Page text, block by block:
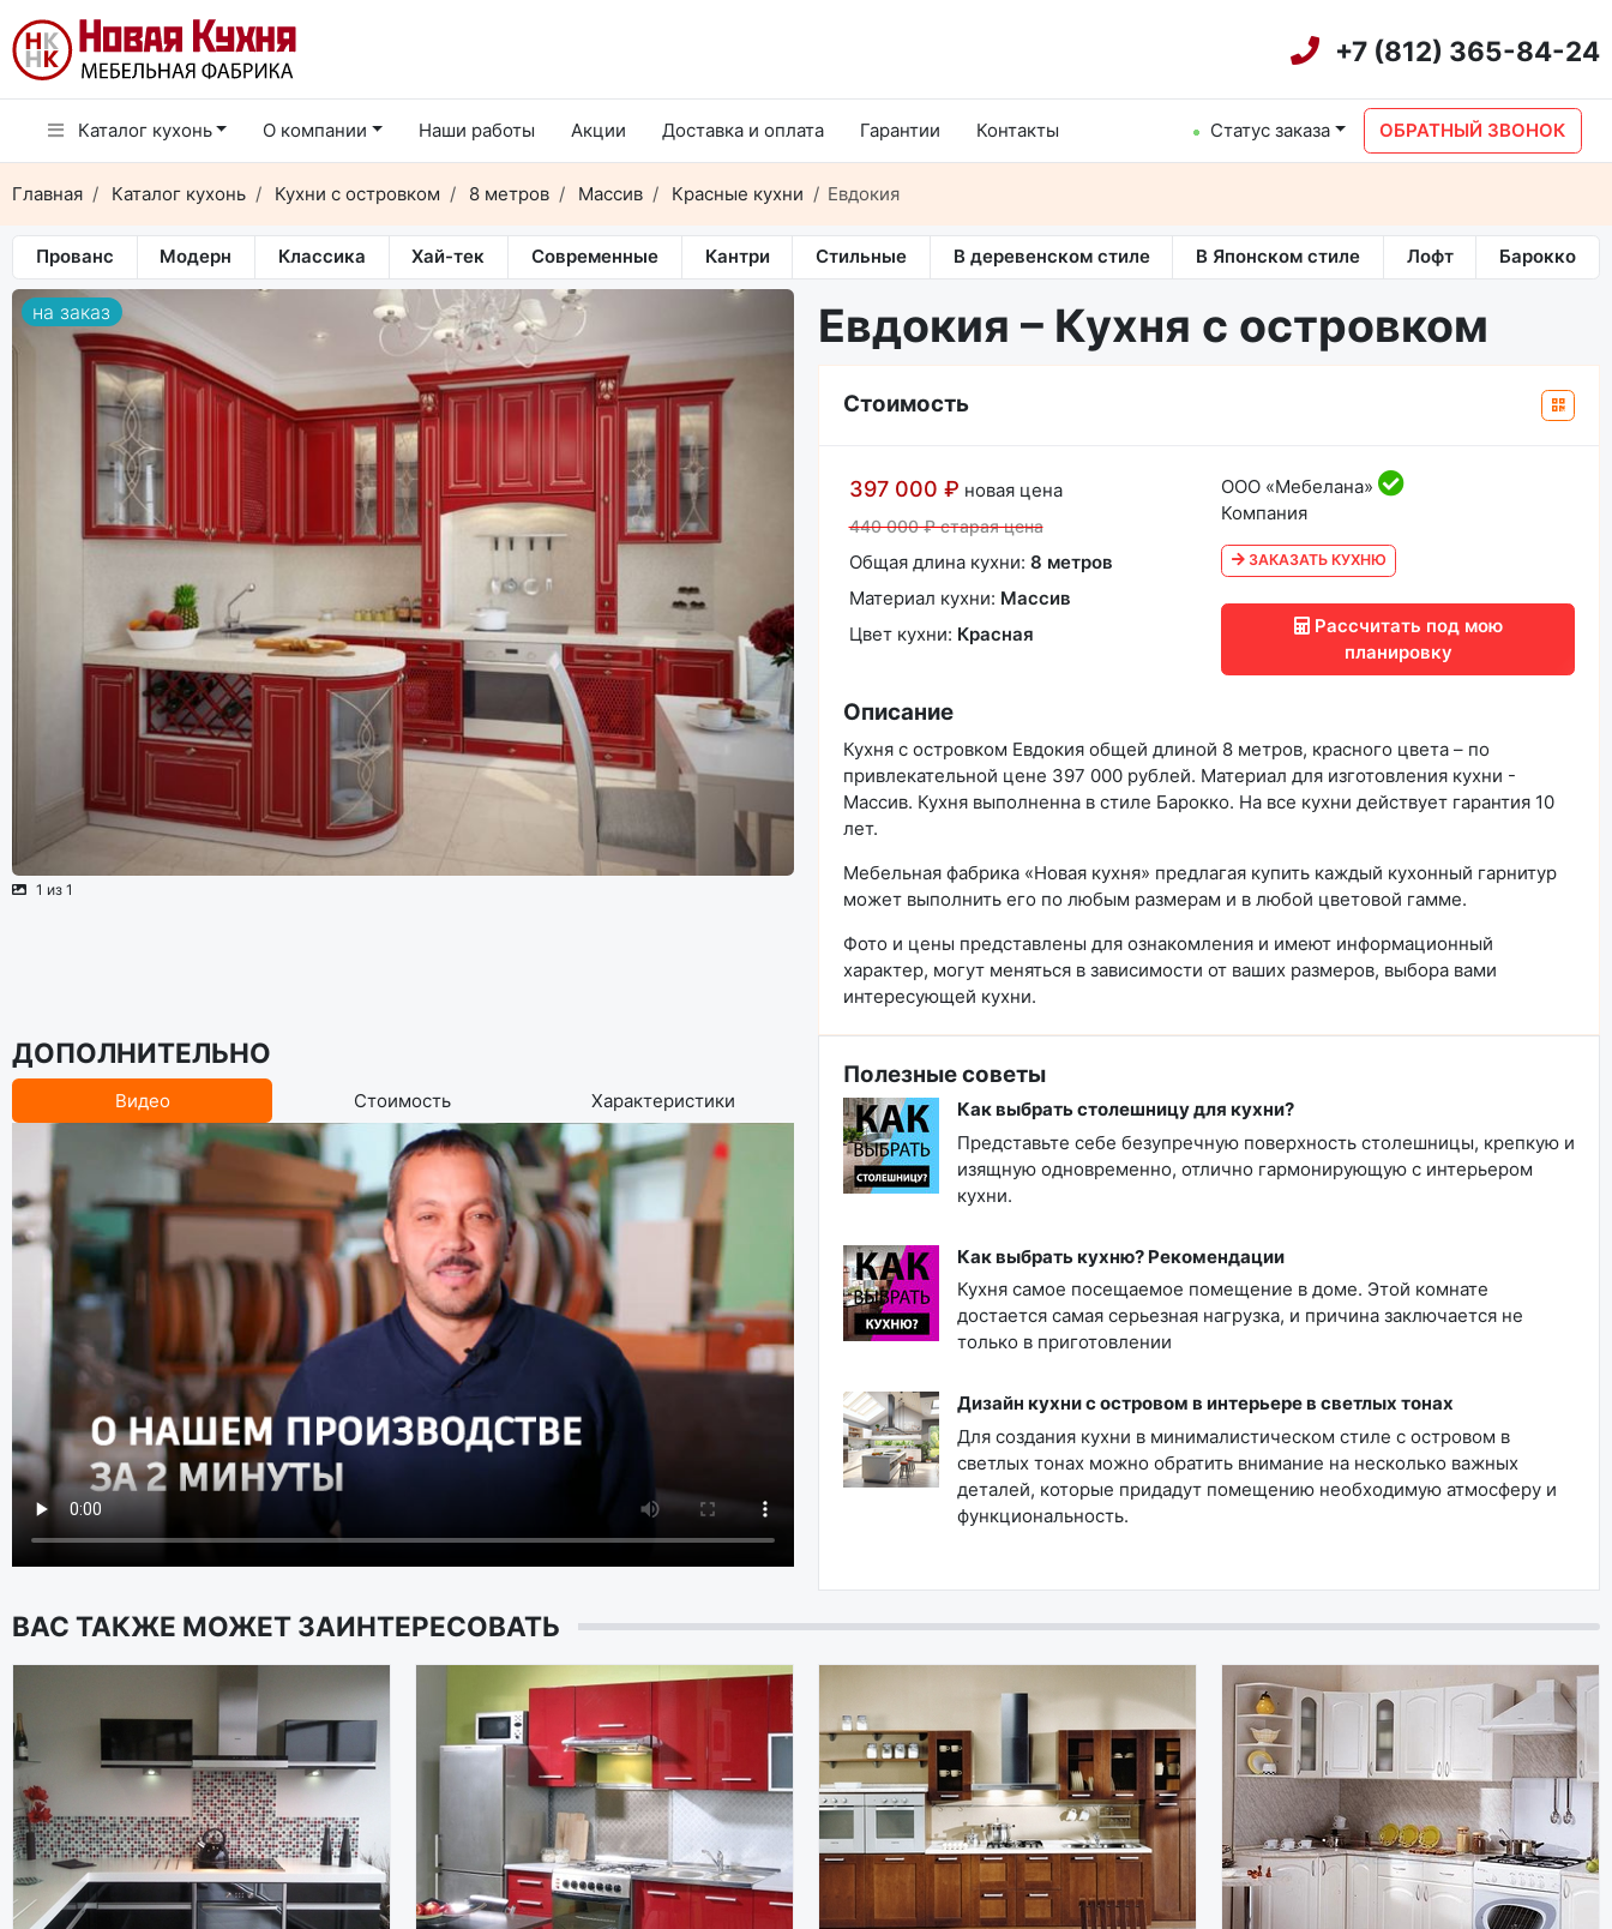
+7 (812) 365-84-24
Каталог кухонь О компании Наши работы Акции Доставка и оплата Гарантии Контакты Статус заказа ОБРАТНЫЙ ЗВОНОК
Главная Каталог кухонь Кухни с островком 8 метров Массив Красные кухни Евдокия
Прованс Модерн Классика Хай-тек Современные Кантри Стильные В деревенском стиле В Японском стиле Лофт Барокко
на заказ
1 из 1
Евдокия – Кухня с островком
Стоимость
397 000 ₽ новая цена
440 000 ₽ старая цена
Общая длина кухни: 8 метров
Материал кухни: Массив
Цвет кухни: Красная
ООО «Мебелана»
Компания
ЗАКАЗАТЬ КУХНЮ
Рассчитать под мою
планировку
Описание
Кухня с островком Евдокия общей длиной 8 метров, красного цвета – по
привлекательной цене 397 000 рублей. Материал для изготовления кухни -
Массив. Кухня выполненна в стиле Барокко. На все кухни действует гарантия 10
лет.
Мебельная фабрика «Новая кухня» предлагая купить каждый кухонный гарнитур
может выполнить его по любым размерам и в любой цветовой гамме.
Фото и цены представлены для ознакомления и имеют информационный
характер, могут меняться в зависимости от ваших размеров, выбора вами
интересующей кухни.
ДОПОЛНИТЕЛЬНО
Видео Стоимость Характеристики
Полезные советы
Как выбрать столешницу для кухни?
Представьте себе безупречную поверхность столешницы, крепкую и
изящную одновременно, отлично гармонирующую с интерьером
кухни.
Как выбрать кухню? Рекомендации
Кухня самое посещаемое помещение в доме. Этой комнате
достается самая серьезная нагрузка, и причина заключается не
только в приготовлении
Дизайн кухни с островом в интерьере в светлых тонах
Для создания кухни в минималистическом стиле с островом в
светлых тонах можно обратить внимание на несколько важных
деталей, которые придадут помещению необходимую атмосферу и
функциональность.
ВАС ТАКЖЕ МОЖЕТ ЗАИНТЕРЕСОВАТЬ